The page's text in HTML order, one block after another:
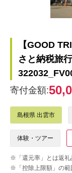
【GOOD
さと納税旅
寄付金額:
島根県 出雲市
体験・ツアー
※「還元率」とは返礼
※「控除上限額」の範